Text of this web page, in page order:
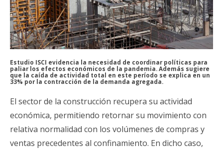
Estudio ISCI evidencia la necesidad de coordinar políticas para
paliar los efectos económicos de la pandemia. Además sugiere
que la caída de actividad total en este período se explica en un
33% por la contracción de la demanda agregada.
El sector de la construcción recupera su actividad
económica, permitiendo retornar su movimiento con
relativa normalidad con los volúmenes de compras y
ventas precedentes al confinamiento. En dicho caso,